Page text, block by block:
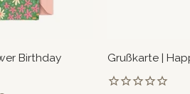
Birthday Grußkarte |